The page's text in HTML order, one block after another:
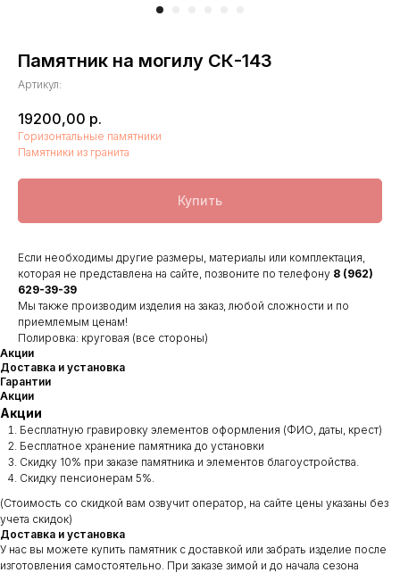
Памятник на могилу СК-143
Артикул:
19200,00 р.
Горизонтальные памятники
Памятники из гранита
Купить
Если необходимы другие размеры, материалы или комплектация,
которая не представлена на сайте, позвоните по телефону 8 (962)
629-39-39
Мы также производим изделия на заказ, любой сложности и по
приемлемым ценам!
Полировка: круговая (все стороны)
Акции
Доставка и установка
Гарантии
Акции
Акции
Бесплатную гравировку элементов оформления (ФИО, даты, крест)
Бесплатное хранение памятника до установки
Скидку 10% при заказе памятника и элементов благоустройства.
Скидку пенсионерам 5%.
(Стоимость со скидкой вам озвучит оператор, на сайте цены указаны без
учета скидок)
Доставка и установка
У нас вы можете купить памятник с доставкой или забрать изделие после
изготовления самостоятельно. При заказе зимой и до начала сезона